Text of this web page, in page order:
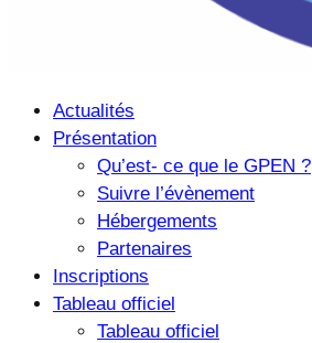
Actualités
Présentation
Qu’est- ce que le GPEN ?
Suivre l’évènement
Hébergements
Partenaires
Inscriptions
Tableau officiel
Tableau officiel